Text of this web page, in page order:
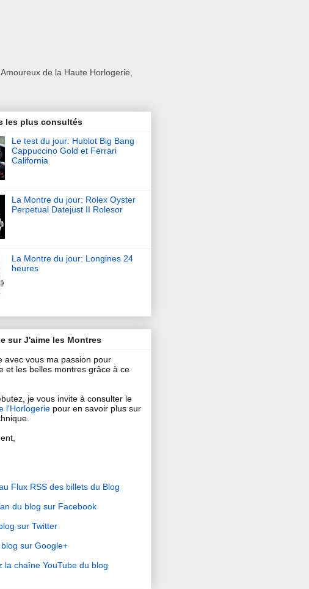
de la Haute Horlogerie,
les plus consultés
Le test du jour: Hublot Big Bang
Cappuccino Gold et Ferrari
California
La Montre du jour: Rolex Oyster
Perpetual Datejust II Rolesor
La Montre du jour: Longines 24
heures
sur J'aime les Montres
avec vous ma passion pour
et les belles montres grâce à ce
je vous invite à consulter le
l'Horlogerie pour en savoir plus sur
Flux RSS des billets du Blog
du blog sur Facebook
sur Twitter
sur Google+
la chaîne YouTube du blog